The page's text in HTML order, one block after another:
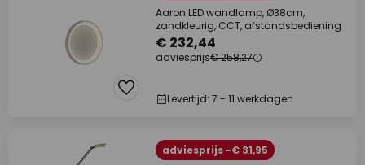
Aaron LED wandlamp, Ø38cm,
zandkleurig, CCT, afstandsbediening
€ 232,44
adviesprijs€ 258,27
Levertijd: 7 - 11 werkdagen
adviesprijs -€ 31,95